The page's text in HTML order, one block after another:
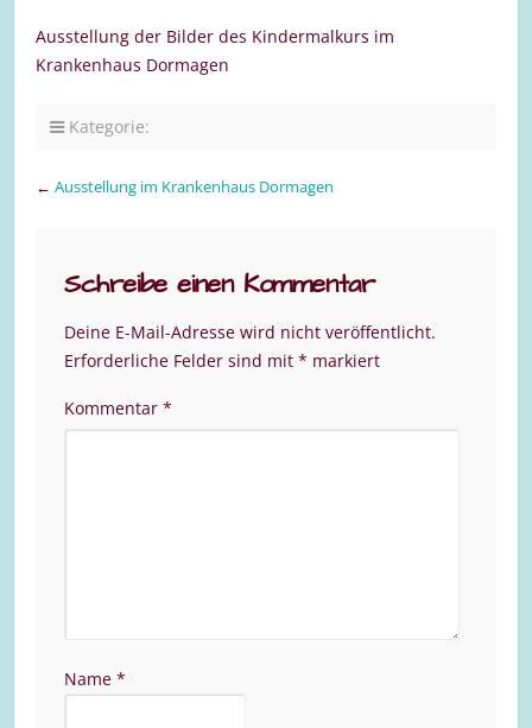
Ausstellung der Bilder des Kindermalkurs im
Krankenhaus Dormagen
Kategorie:
← Ausstellung im Krankenhaus Dormagen
Schreibe einen Kommentar
Deine E-Mail-Adresse wird nicht veröffentlicht.
Erforderliche Felder sind mit * markiert
Kommentar *
Name *